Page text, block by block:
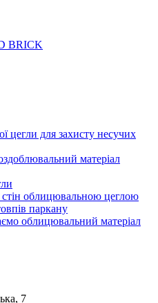
BRICK
цегли для захисту несучих
матеріал
стін облицювальною цеглою
паркану
облицювальний матеріал
7